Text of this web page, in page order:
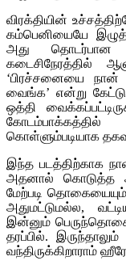
விரக்தியின்
கம்பெனியையே
அது தொடர்பான
கடைசிநேரத்தில்
‘பிரச்சனையை நான்
வைங்க’ என்று
ஒத்தி
கொள்ளும்படியாக
இந்த படத்திற்காக
அதனால் கொடுத்த
மேற்படி
அதுமட்டுமல்ல,
இன்னும் பெருந்தொகை
தரப்பில்.
வந்திருக்கிறாராம்